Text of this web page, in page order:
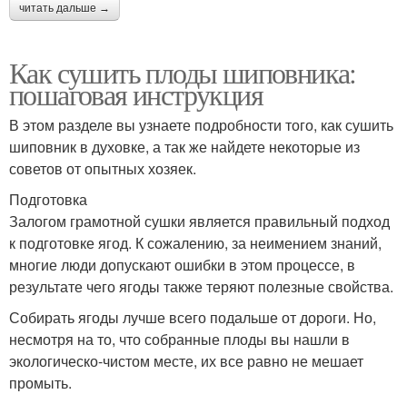
читать дальше →
Как сушить плоды шиповника:
пошаговая инструкция
В этом разделе вы узнаете подробности того, как сушить
шиповник в духовке, а так же найдете некоторые из
советов от опытных хозяек.
Подготовка
Залогом грамотной сушки является правильный подход
к подготовке ягод. К сожалению, за неимением знаний,
многие люди допускают ошибки в этом процессе, в
результате чего ягоды также теряют полезные свойства.
Собирать ягоды лучше всего подальше от дороги. Но,
несмотря на то, что собранные плоды вы нашли в
экологическо-чистом месте, их все равно не мешает
промыть.